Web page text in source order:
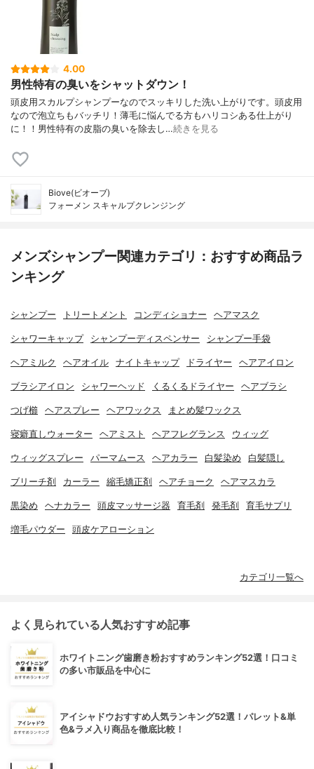
4.00
男性特有の臭いをシャットダウン！
頭皮用スカルプシャンプーなのでスッキリした洗い上がりです。頭皮用
なので泡立ちもバッチリ！薄毛に悩んでる方もハリコシある仕上がり
に！！男性特有の皮脂の臭いを除去し…続きを見る
Biove(ビオーブ)
フォーメン スキャルプクレンジング
メンズシャンプー関連カテゴリ：おすすめ商品ラ
ンキング
シャンプー トリートメント コンディショナー ヘアマスク
シャワーキャップ シャンプーディスペンサー シャンプー手袋
ヘアミルク ヘアオイル ナイトキャップ ドライヤー ヘアアイロン
ブラシアイロン シャワーヘッド くるくるドライヤー ヘアブラシ
つげ櫛 ヘアスプレー ヘアワックス まとめ髪ワックス
寝癖直しウォーター ヘアミスト ヘアフレグランス ウィッグ
ウィッグスプレー パーマムース ヘアカラー 白髪染め 白髪隠し
ブリーチ剤 カーラー 縮毛矯正剤 ヘアチョーク ヘアマスカラ
黒染め ヘナカラー 頭皮マッサージ器 育毛剤 発毛剤 育毛サプリ
増毛パウダー 頭皮ケアローション
カテゴリ一覧へ
よく見られている人気おすすめ記事
ホワイトニング歯磨き粉おすすめランキング52選！口コミ
の多い市販品を中心に
アイシャドウおすすめ人気ランキング52選！パレット&単
色&ラメ入り商品を徹底比較！